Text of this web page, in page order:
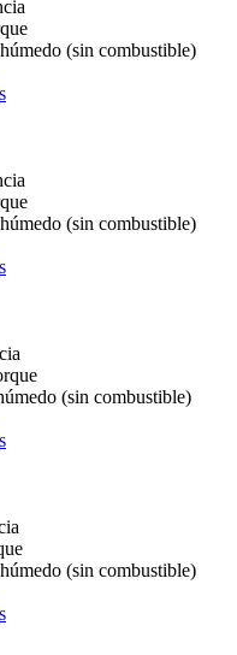
(sin combustible)
(sin combustible)
(sin combustible)
(sin combustible)